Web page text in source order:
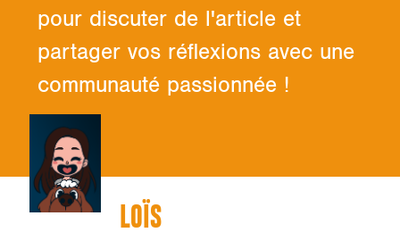
pour discuter de l'article et
partager vos réflexions avec une
communauté passionnée !
LOÏS